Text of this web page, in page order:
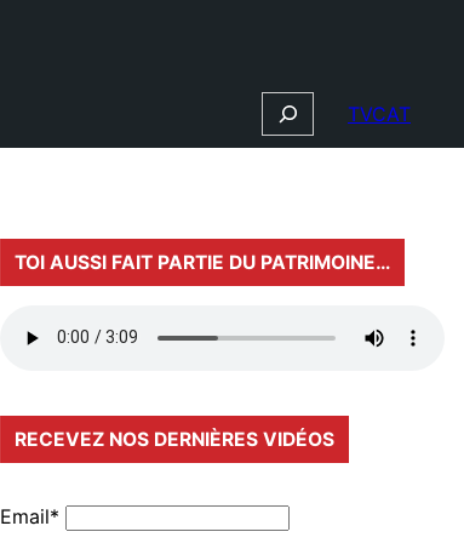
Search TVCAT
TOI AUSSI FAIT PARTIE DU PATRIMOINE…
RECEVEZ NOS DERNIÈRES VIDÉOS
Email*